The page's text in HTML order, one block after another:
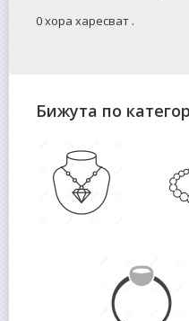
0 хора харесват .
Бижута по